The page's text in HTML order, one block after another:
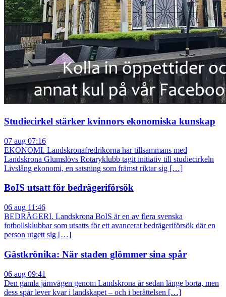
Studiecirkel stärker kvinnors ekonomiska kunskap
07 aug 07:16
EKONOMI. Landskronafredrikorna har tillsammans med
Landskrona Glumslövs Rotaryklubb tagit initiativ till studiecirkeln
Livslång ekonomi, en satsning som främst riktar sig […]
BoIS utsatt för bedrägeriförsök
06 aug 11:46
BEDRÄGERI. Landskrona BoIS är en av flera svenska
fotbollsklubbar som utsatts för ett avancerat bedrägeriförsök där en
person utgett sig […]
Gästkrönika: När staden glömmer sina spår
06 aug 09:41
Den gamla järnvägen genom Landskrona är sedan länge borta, men
dess spår lever kvar i landskapet – och i berättelsen […]